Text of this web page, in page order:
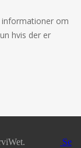
informationer om
hvis der er
ServiWet.
Se